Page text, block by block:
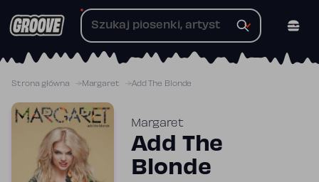
do
Strona główna Margaret Add The Blonde
Margaret
Add The
Blonde